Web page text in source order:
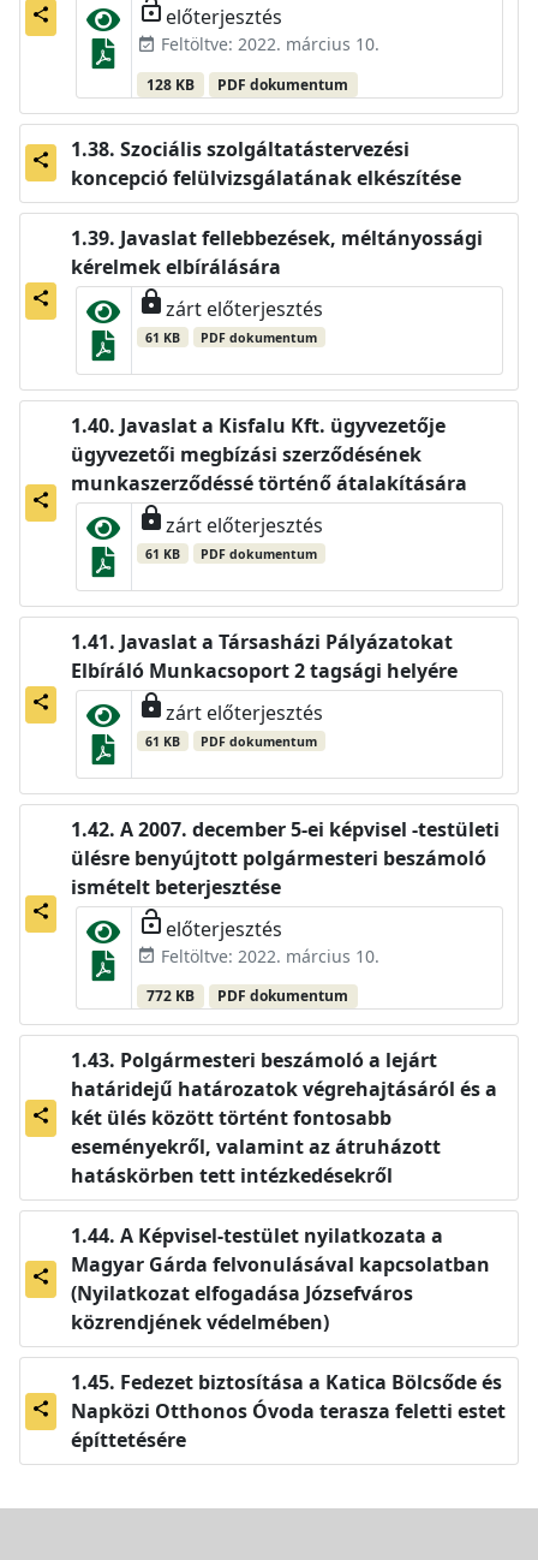
share lock_open előterjesztés
event_available Feltöltve: 2022. március 10.
128 KB PDF dokumentum
share
Szociális szolgáltatástervezési
koncepció felülvizsgálatának elkészítése
share
Javaslat fellebbezések, méltányossági
kérelmek elbírálására
lockzárt előterjesztés
61 KB PDF dokumentum
share
Javaslat a Kisfalu Kft. ügyvezetője
ügyvezetői megbízási szerződésének
munkaszerződéssé történő átalakítására
lockzárt előterjesztés
61 KB PDF dokumentum
share
Javaslat a Társasházi Pályázatokat
Elbíráló Munkacsoport 2 tagsági helyére
lockzárt előterjesztés
61 KB PDF dokumentum
share
A 2007. december 5-ei képvisel -testületi
ülésre benyújtott polgármesteri beszámoló
ismételt beterjesztése
lock_open előterjesztés
event_available Feltöltve: 2022. március 10.
772 KB PDF dokumentum
share
Polgármesteri beszámoló a lejárt
határidejű határozatok végrehajtásáról és a
két ülés között történt fontosabb
eseményekről, valamint az átruházott
hatáskörben tett intézkedésekről
share
A Képvisel-testület nyilatkozata a
Magyar Gárda felvonulásával kapcsolatban
(Nyilatkozat elfogadása Józsefváros
közrendjének védelmében)
share
Fedezet biztosítása a Katica Bölcsőde és
Napközi Otthonos Óvoda terasza feletti estet
építtetésére